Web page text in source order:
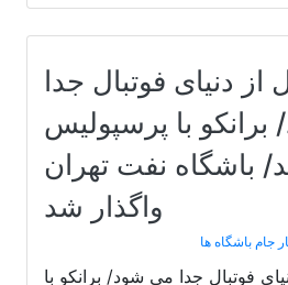
از دنیای فوتبال جدا
با پرسپولیس
باشگاه نفت تهران
واگذار شد
جام باشگاه ها
فوتبال جدا می شود/ برانکو با